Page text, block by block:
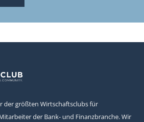
der größten Wirtschaftsclubs für
der Bank- und Finanzbranche. Wir